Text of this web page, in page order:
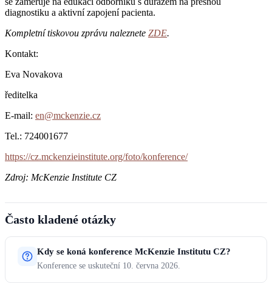
diagnostiku a aktivní zapojení pacienta.
Kompletní tiskovou zprávu naleznete ZDE.
Kontakt:
Eva Novakova
ředitelka
E-mail: en@mckenzie.cz
Tel.: 724001677
https://cz.mckenzieinstitute.org/foto/konference/
Zdroj: McKenzie Institute CZ
Často kladené otázky
Kdy se koná konference McKenzie Institutu CZ?
Konference se uskuteční 10. června 2026.